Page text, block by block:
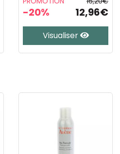
-20% 12,96€
Visualiser